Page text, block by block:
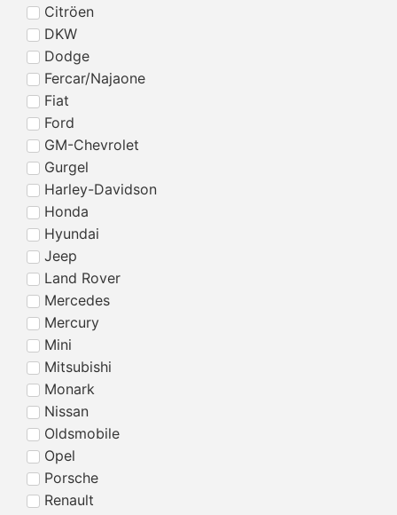
Citröen
DKW
Dodge
Fercar/Najaone
Fiat
Ford
GM-Chevrolet
Gurgel
Harley-Davidson
Honda
Hyundai
Jeep
Land Rover
Mercedes
Mercury
Mini
Mitsubishi
Monark
Nissan
Oldsmobile
Opel
Porsche
Renault